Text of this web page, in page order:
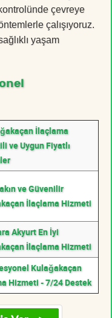
çevreye
çalışıyoruz.
yaşam
İlaçlama
ve Uygun Fiyatlı
ve Güvenilir
İlaçlama Hizmeti
Akyurt En İyi
İlaçlama Hizmeti
Kulağakaçan
Hizmeti - 7/24 Destek